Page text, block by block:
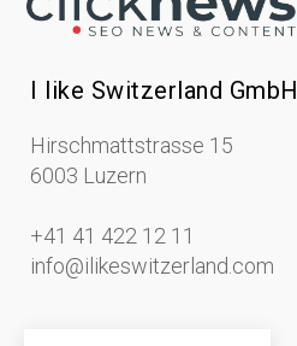
I like Switzerland GmbH
Hirschmattstrasse 15
6003 Luzern
+41 41 422 12 11
info@ilikeswitzerland.com